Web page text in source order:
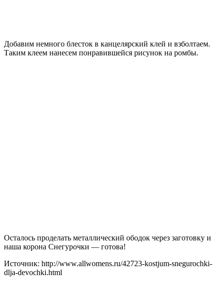
Добавим немного блесток в канцелярский клей и взболтаем.
Таким клеем нанесем понравившейся рисунок на ромбы.
Осталось проделать металлический ободок через заготовку и
наша корона Снегурочки — готова!
Источник: http://www.allwomens.ru/42723-kostjum-snegurochki-
dlja-devochki.html